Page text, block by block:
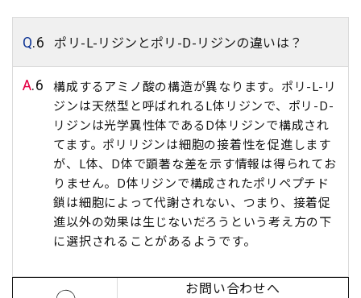
Q.6 ポリ-L-リジンとポリ-D-リジンの違いは？
A.6
構成するアミノ酸の構造が異なります。ポリ-L-リ
ジンは天然型と呼ばれれるL体リジンで、ポリ-D-
リジンは光学異性体であるD体リジンで構成され
てます。ポリリジンは細胞の接着性を促進します
が、L体、D体で顕著な差を示す情報は得られてお
りません。D体リジンで構成されたポリペプチド
鎖は細胞によって代謝されない、つまり、接着促
進以外の効果は生じないだろうという考え方の下
に選択されることがあるようです。
お問い合わせへ